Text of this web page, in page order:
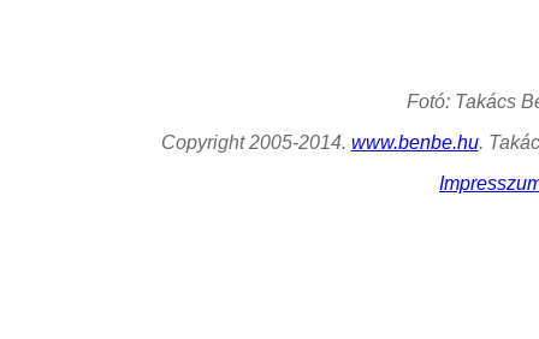
Fotó: Takács
Copyright 2005-2014. www.benbe.hu.